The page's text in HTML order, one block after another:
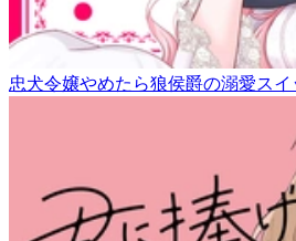
忠犬令嬢やめたら狼侯爵の溺愛スイ